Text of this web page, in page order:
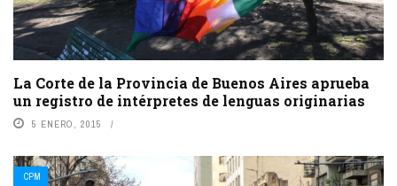
La Corte de la Provincia de Buenos Aires aprueba
un registro de intérpretes de lenguas originarias
5 ENERO, 2015
CPM